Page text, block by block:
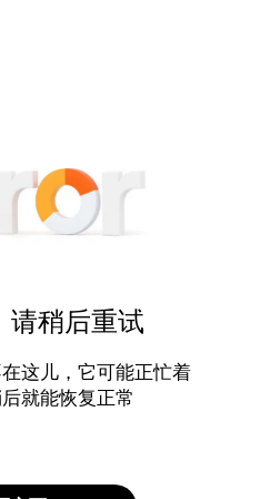
请稍后重试
这儿，它可能正忙着
就能恢复正常